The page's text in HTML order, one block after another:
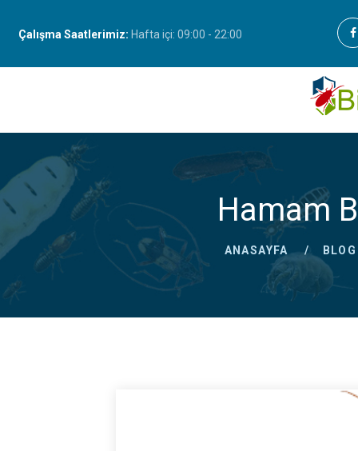
Çalışma Saatlerimiz: Hafta içi: 09:00 - 22:00
Hamam
ANASAYFA BLOG